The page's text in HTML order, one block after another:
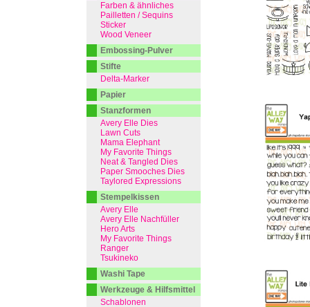
Farben & ähnliches
Pailletten / Sequins
Sticker
Wood Veneer
Embossing-Pulver
Stifte
Delta-Marker
Papier
Stanzformen
Avery Elle Dies
Lawn Cuts
Mama Elephant
My Favorite Things
Neat & Tangled Dies
Paper Smooches Dies
Taylored Expressions
Stempelkissen
Avery Elle
Avery Elle Nachfüller
Hero Arts
My Favorite Things
Ranger
Tsukineko
Washi Tape
Werkzeuge & Hilfsmittel
Schablonen